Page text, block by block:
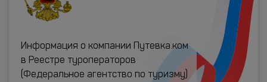
Информация о компании Путевка.ком
в Реестре туроператоров
(Федеральное агентство по туризму)